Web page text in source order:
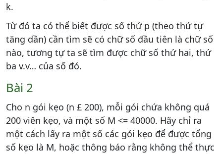
k.
Từ đó ta có thể biết được số thứ p (theo thứ tự
tăng dần) cần tìm sẽ có chữ số đầu tiên là chữ số
nào, tương tự ta sẽ tìm được chữ số thứ hai, thứ
ba v.v… của số đó.
Bài 2
Cho n gói kẹo (n £ 200), mỗi gói chứa không quá
200 viên kẹo, và một số M <= 40000. Hãy chỉ ra
một cách lấy ra một số các gói kẹo để được tổng
số kẹo là M, hoặc thông báo rằng không thể thực